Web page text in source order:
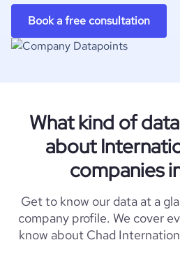
Book a free consultation
What kind of
about
companies
Get to know our data at a
company profile. We cover
know about Chad